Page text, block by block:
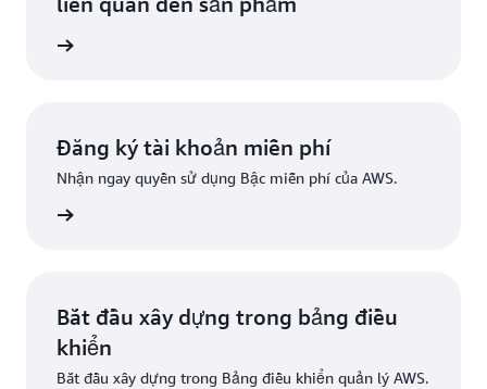
Đăng ký tài khoản miễn phí
Nhận ngay quyền sử dụng Bậc miễn phí của AWS.
Bắt đầu xây dựng trong bảng điều
khiển
Bắt đầu xây dựng trong Bảng điều khiển quản lý AWS.